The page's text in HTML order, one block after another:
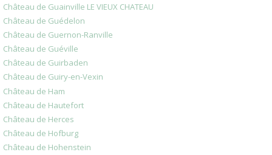
Château de Guainville LE VIEUX CHATEAU
Château de Guédelon
Château de Guernon-Ranville
Château de Guéville
Château de Guirbaden
Château de Guiry-en-Vexin
Château de Ham
Château de Hautefort
Château de Herces
Château de Hofburg
Château de Hohenstein